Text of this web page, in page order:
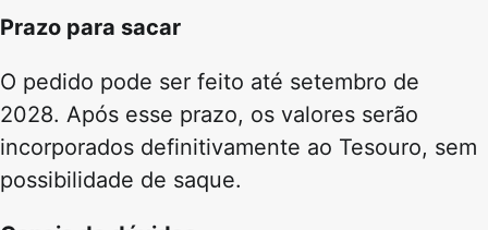
Prazo para sacar
O pedido pode ser feito até setembro de
2028. Após esse prazo, os valores serão
incorporados definitivamente ao Tesouro, sem
possibilidade de saque.